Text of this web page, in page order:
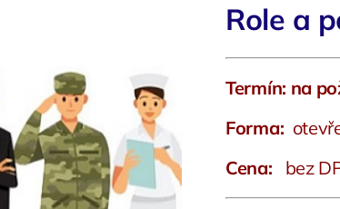
Role a
Termín: na
Forma:
Cena: bez